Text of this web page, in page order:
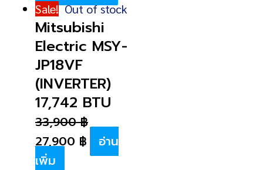
Sale! Out of stock
Mitsubishi
Electric MSY-
JP18VF
(INVERTER)
17,742 BTU
33,900฿
27,900 ฿
อ่าน
เพิ่ม